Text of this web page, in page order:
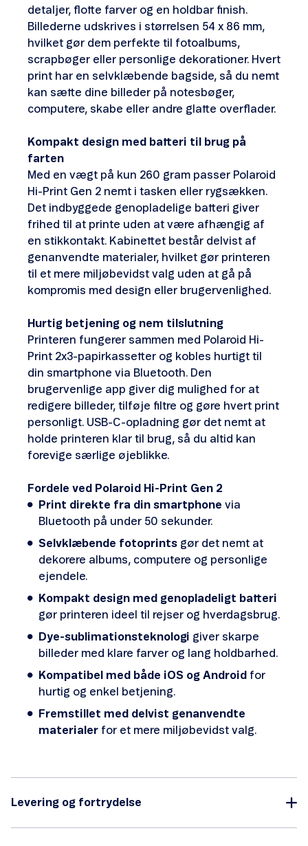
detaljer, flotte farver og en holdbar finish.
Billederne udskrives i størrelsen 54 x 86 mm,
hvilket gør dem perfekte til fotoalbums,
scrapbøger eller personlige dekorationer. Hvert
print har en selvklæbende bagside, så du nemt
kan sætte dine billeder på notesbøger,
computere, skabe eller andre glatte overflader.
Kompakt design med batteri til brug på
farten
Med en vægt på kun 260 gram passer Polaroid
Hi-Print Gen 2 nemt i tasken eller rygsækken.
Det indbyggede genopladelige batteri giver
frihed til at printe uden at være afhængig af
en stikkontakt. Kabinettet består delvist af
genanvendte materialer, hvilket gør printeren
til et mere miljøbevidst valg uden at gå på
kompromis med design eller brugervenlighed.
Hurtig betjening og nem tilslutning
Printeren fungerer sammen med Polaroid Hi-
Print 2x3-papirkassetter og kobles hurtigt til
din smartphone via Bluetooth. Den
brugervenlige app giver dig mulighed for at
redigere billeder, tilføje filtre og gøre hvert print
personligt. USB-C-opladning gør det nemt at
holde printeren klar til brug, så du altid kan
forevige særlige øjeblikke.
Fordele ved Polaroid Hi-Print Gen 2
Print direkte fra din smartphone via
Bluetooth på under 50 sekunder.
Selvklæbende fotoprints gør det nemt at
dekorere albums, computere og personlige
ejendele.
Kompakt design med genopladeligt batteri
gør printeren ideel til rejser og hverdagsbrug.
Dye-sublimationsteknologi giver skarpe
billeder med klare farver og lang holdbarhed.
Kompatibel med både iOS og Android for
hurtig og enkel betjening.
Fremstillet med delvist genanvendte
materialer for et mere miljøbevidst valg.
Levering og fortrydelse